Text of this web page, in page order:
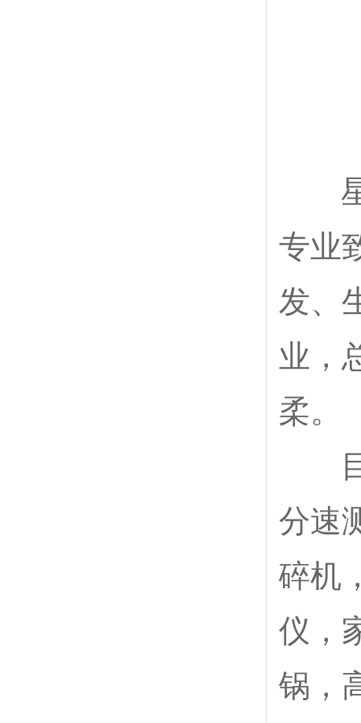
星
专业
发、
业，
柔。
目
分速
碎机
仪，
锅，